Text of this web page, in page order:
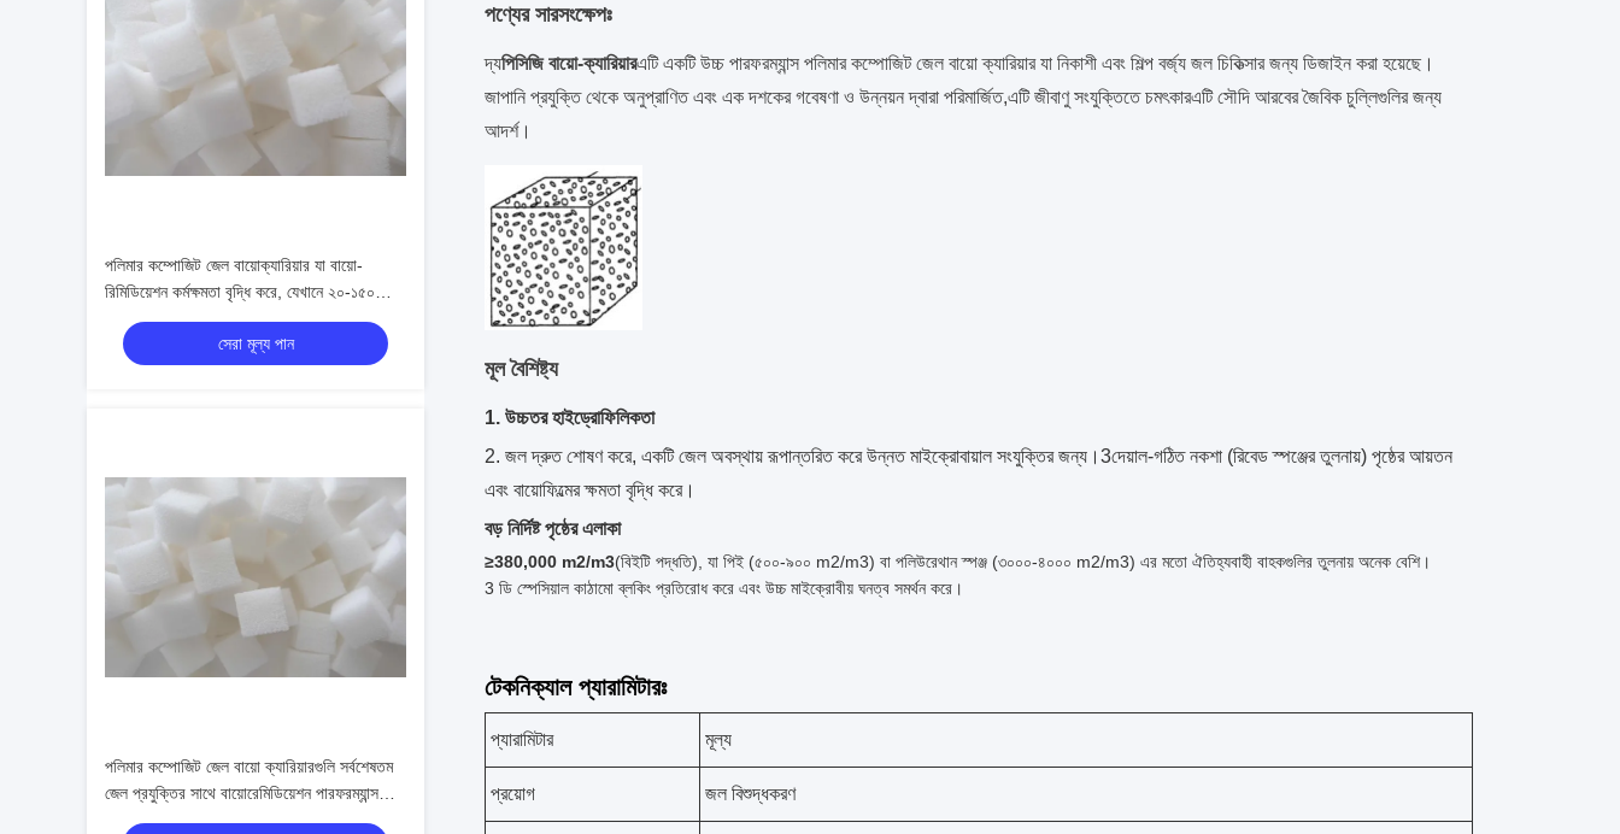
পলিমার কম্পোজিট জেল বায়োক্যারিয়ার যা বায়ো-
রিমিডিয়েশন কর্মক্ষমতা বৃদ্ধি করে, যেখানে ২০-১৫০
COD জারণ দক্ষতা পাওয়া যায়
সেরা মূল্য পান
পলিমার কম্পোজিট জেল বায়ো ক্যারিয়ারগুলি সর্বশেষতম
জেল প্রযুক্তির সাথে বায়োরেমিডিয়েশন পারফরম্যান্সকে
উন্নত করে
পণ্যের সারসংক্ষেপঃ
দ্যপিসিজি বায়ো-ক্যারিয়ারএটি একটি উচ্চ পারফরম্যান্স পলিমার কম্পোজিট জেল বায়ো ক্যারিয়ার যা নিকাশী এবং শিল্প বর্জ্য জল চিকিত্সার জন্য ডিজাইন করা হয়েছে।
জাপানি প্রযুক্তি থেকে অনুপ্রাণিত এবং এক দশকের গবেষণা ও উন্নয়ন দ্বারা পরিমার্জিত,এটি জীবাণু সংযুক্তিতে চমৎকারএটি সৌদি আরবের জৈবিক চুল্লিগুলির জন্য
আদর্শ।
মূল বৈশিষ্ট্য
1. উচ্চতর হাইড্রোফিলিকতা
2. জল দ্রুত শোষণ করে, একটি জেল অবস্থায় রূপান্তরিত করে উন্নত মাইক্রোবায়াল সংযুক্তির জন্য।3দেয়াল-গঠিত নকশা (রিবেড স্পঞ্জের তুলনায়) পৃষ্ঠের আয়তন
এবং বায়োফিল্মের ক্ষমতা বৃদ্ধি করে।
বড় নির্দিষ্ট পৃষ্ঠের এলাকা
≥380,000 m2/m3(বিইটি পদ্ধতি), যা পিই (৫০০-৯০০ m2/m3) বা পলিউরেথান স্পঞ্জ (৩০০০-৪০০০ m2/m3) এর মতো ঐতিহ্যবাহী বাহকগুলির তুলনায় অনেক বেশি।
3 ডি স্পেসিয়াল কাঠামো ব্লকিং প্রতিরোধ করে এবং উচ্চ মাইক্রোবীয় ঘনত্ব সমর্থন করে।
টেকনিক্যাল প্যারামিটারঃ
প্যারামিটার মূল্য
প্রয়োগ জল বিশুদ্ধকরণ